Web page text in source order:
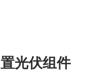
光伏组件